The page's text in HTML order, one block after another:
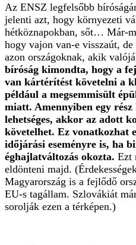
Az ENSZ legfelsőbb
jelenti azt, hogy környezeti
hétköznapokban, sőt… Már-
hogy vajon van-e visszaút,
azon országoknak, akik
bíróság kimondta, hogy a
van kártérítést követelni a
például a megsemmisült
miatt. Amennyiben egy
lehetséges, akkor az adott
követelhet. Ez vonatkozhat
időjárási eseményre is, ha
éghajlatváltozás okozta. Ezt
eldönteni majd.
Magyarország is a fejlődő
EU-s tagállam. Szlovákiát
sorolják ezen a térképen.)